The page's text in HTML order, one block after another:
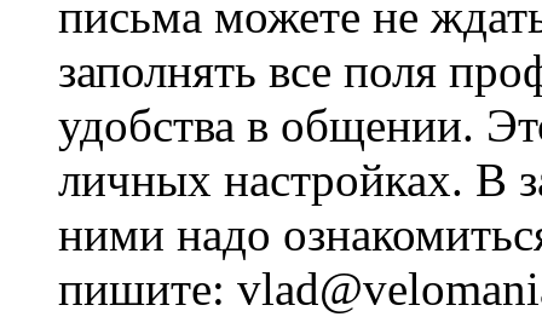
письма можете не
заполнять все поля
удобства в общении.
личных настройках. В
ними надо
пишите: